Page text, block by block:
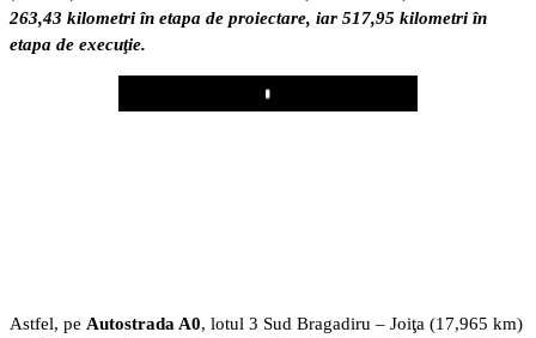
263,43 kilometri în etapa de proiectare, iar 517,95 kilometri în
etapa de execuţie.
Play
Astfel, pe Autostrada A0, lotul 3 Sud Bragadiru – Joiţa (17,965 km)